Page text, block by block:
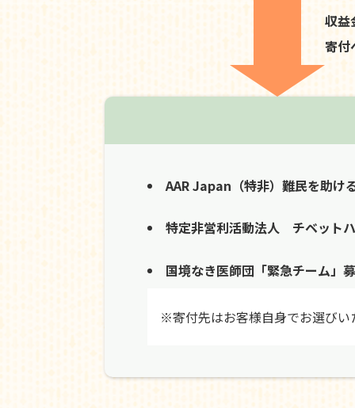
収益
寄付
AAR Japan（特非）難民を助け
特定非営利活動法人 チベット
国境なき医師団「緊急チーム」
※寄付先はお客様自身でお選びい